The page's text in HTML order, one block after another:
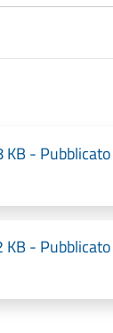
-
-